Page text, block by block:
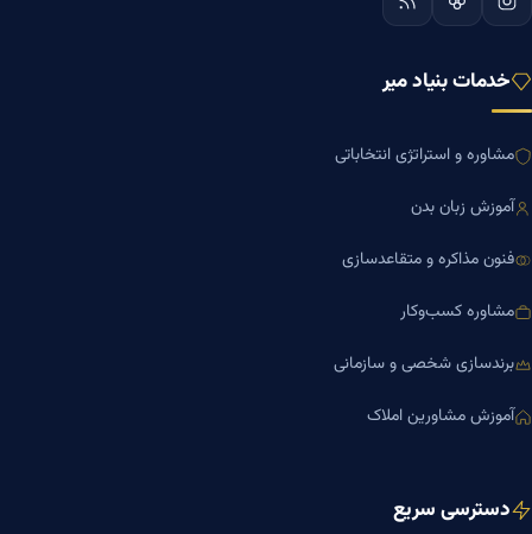
خدمات بنیاد میر
مشاوره و استراتژی انتخاباتی
آموزش زبان بدن
فنون مذاکره و متقاعدسازی
مشاوره کسب‌وکار
برندسازی شخصی و سازمانی
آموزش مشاورین املاک
دسترسی سریع